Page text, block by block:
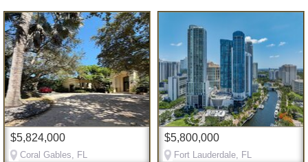
$5,824,000
Coral Gables, FL
$5,800,000
Fort Lauderdale, FL